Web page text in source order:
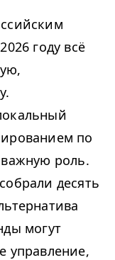
году всё
по
роль.
десять
могут
управление,